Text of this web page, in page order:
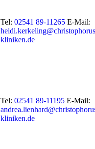
Tel: 02541 89-11265 E-Mail:
kliniken.de
Tel: 02541 89-11195 E-Mail:
kliniken.de